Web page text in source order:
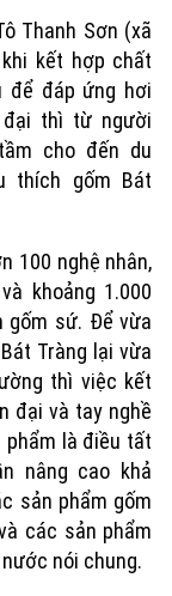
Thanh Sơn (xã
khi kết hợp chất
để đáp ứng hơi
thì từ người
cho đến du
thích gốm Bát
100 nghệ nhân,
khoảng 1.000
gốm sứ. Để vừa
Tràng lại vừa
thì việc kết
đại và tay nghề
là điều tất
nâng cao khả
sản phẩm gốm
các sản phẩm
nói chung.